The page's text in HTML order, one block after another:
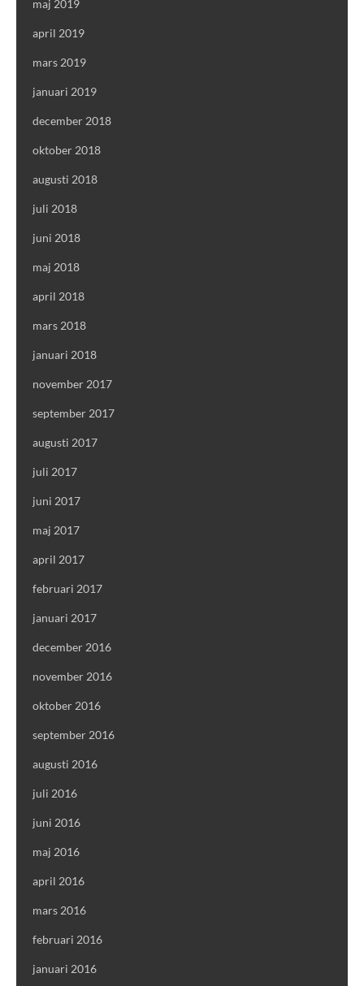
maj 2019
april 2019
mars 2019
januari 2019
december 2018
oktober 2018
augusti 2018
juli 2018
juni 2018
maj 2018
april 2018
mars 2018
januari 2018
november 2017
september 2017
augusti 2017
juli 2017
juni 2017
maj 2017
april 2017
februari 2017
januari 2017
december 2016
november 2016
oktober 2016
september 2016
augusti 2016
juli 2016
juni 2016
maj 2016
april 2016
mars 2016
februari 2016
januari 2016